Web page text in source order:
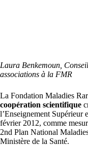
Laura Benkemoun,
associations à la FMR
La Fondation Maladies
coopération scientifique
l’Enseignement Supérieur
février 2012, comme
2nd Plan National
Ministère de la Santé.